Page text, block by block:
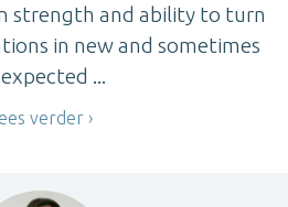
strength and ability to turn
in new and sometimes
...
verder